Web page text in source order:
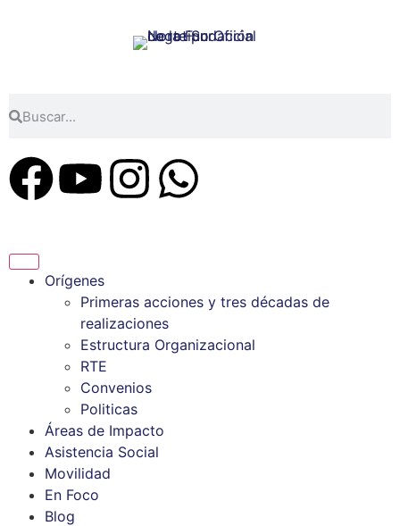
Orígenes
Primeras acciones y tres décadas de
realizaciones
Estructura Organizacional
RTE
Convenios
Politicas
Áreas de Impacto
Asistencia Social
Movilidad
En Foco
Blog